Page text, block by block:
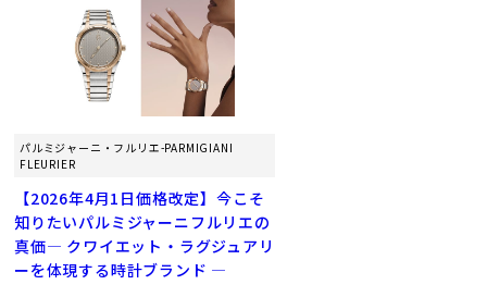
パルミジャーニ・フルリエ-PARMIGIANI
FLEURIER
【2026年4月1日価格改定】今こそ
知りたいパルミジャーニフルリエの
真価― クワイエット・ラグジュアリ
ーを体現する時計ブランド ―